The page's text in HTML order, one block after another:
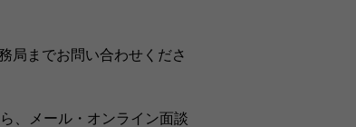
局までお問い合わせくださ
、メール・オンライン面談